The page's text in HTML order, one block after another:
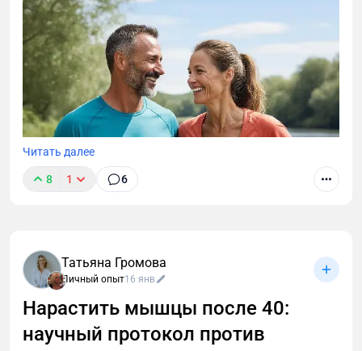
После 40 вес не уходит, а диеты не работают?
Читать далее
8 1 6
Татьяна Громова
Личный опыт16 янв
Нарастить мышцы после 40:
научный протокол против